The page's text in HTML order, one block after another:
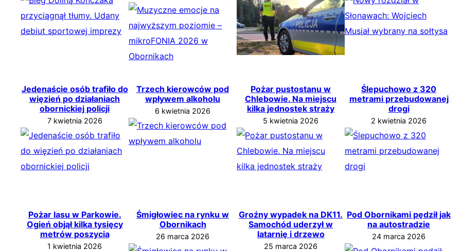
Jedenaście osób trafiło do
więzień po działaniach
obornickiej policji
7 kwietnia 2026
Trzech kierowców pod
wpływem alkoholu
6 kwietnia 2026
Pożar pustostanu w
Chlebowie. Na miejscu
kilka jednostek straży
5 kwietnia 2026
Ślepuchowo z 320
metrami przebudowanej
drogi
2 kwietnia 2026
Pożar lasu w Parkowie.
Ogień objął kilka tysięcy
metrów poszycia
1 kwietnia 2026
Śmigłowiec na rynku w
Obornikach
26 marca 2026
Groźny wypadek na DK11.
Samochód uderzył w
latarnię i drzewo
25 marca 2026
Pod Obornikami pędził jak
na autostradzie
24 marca 2026